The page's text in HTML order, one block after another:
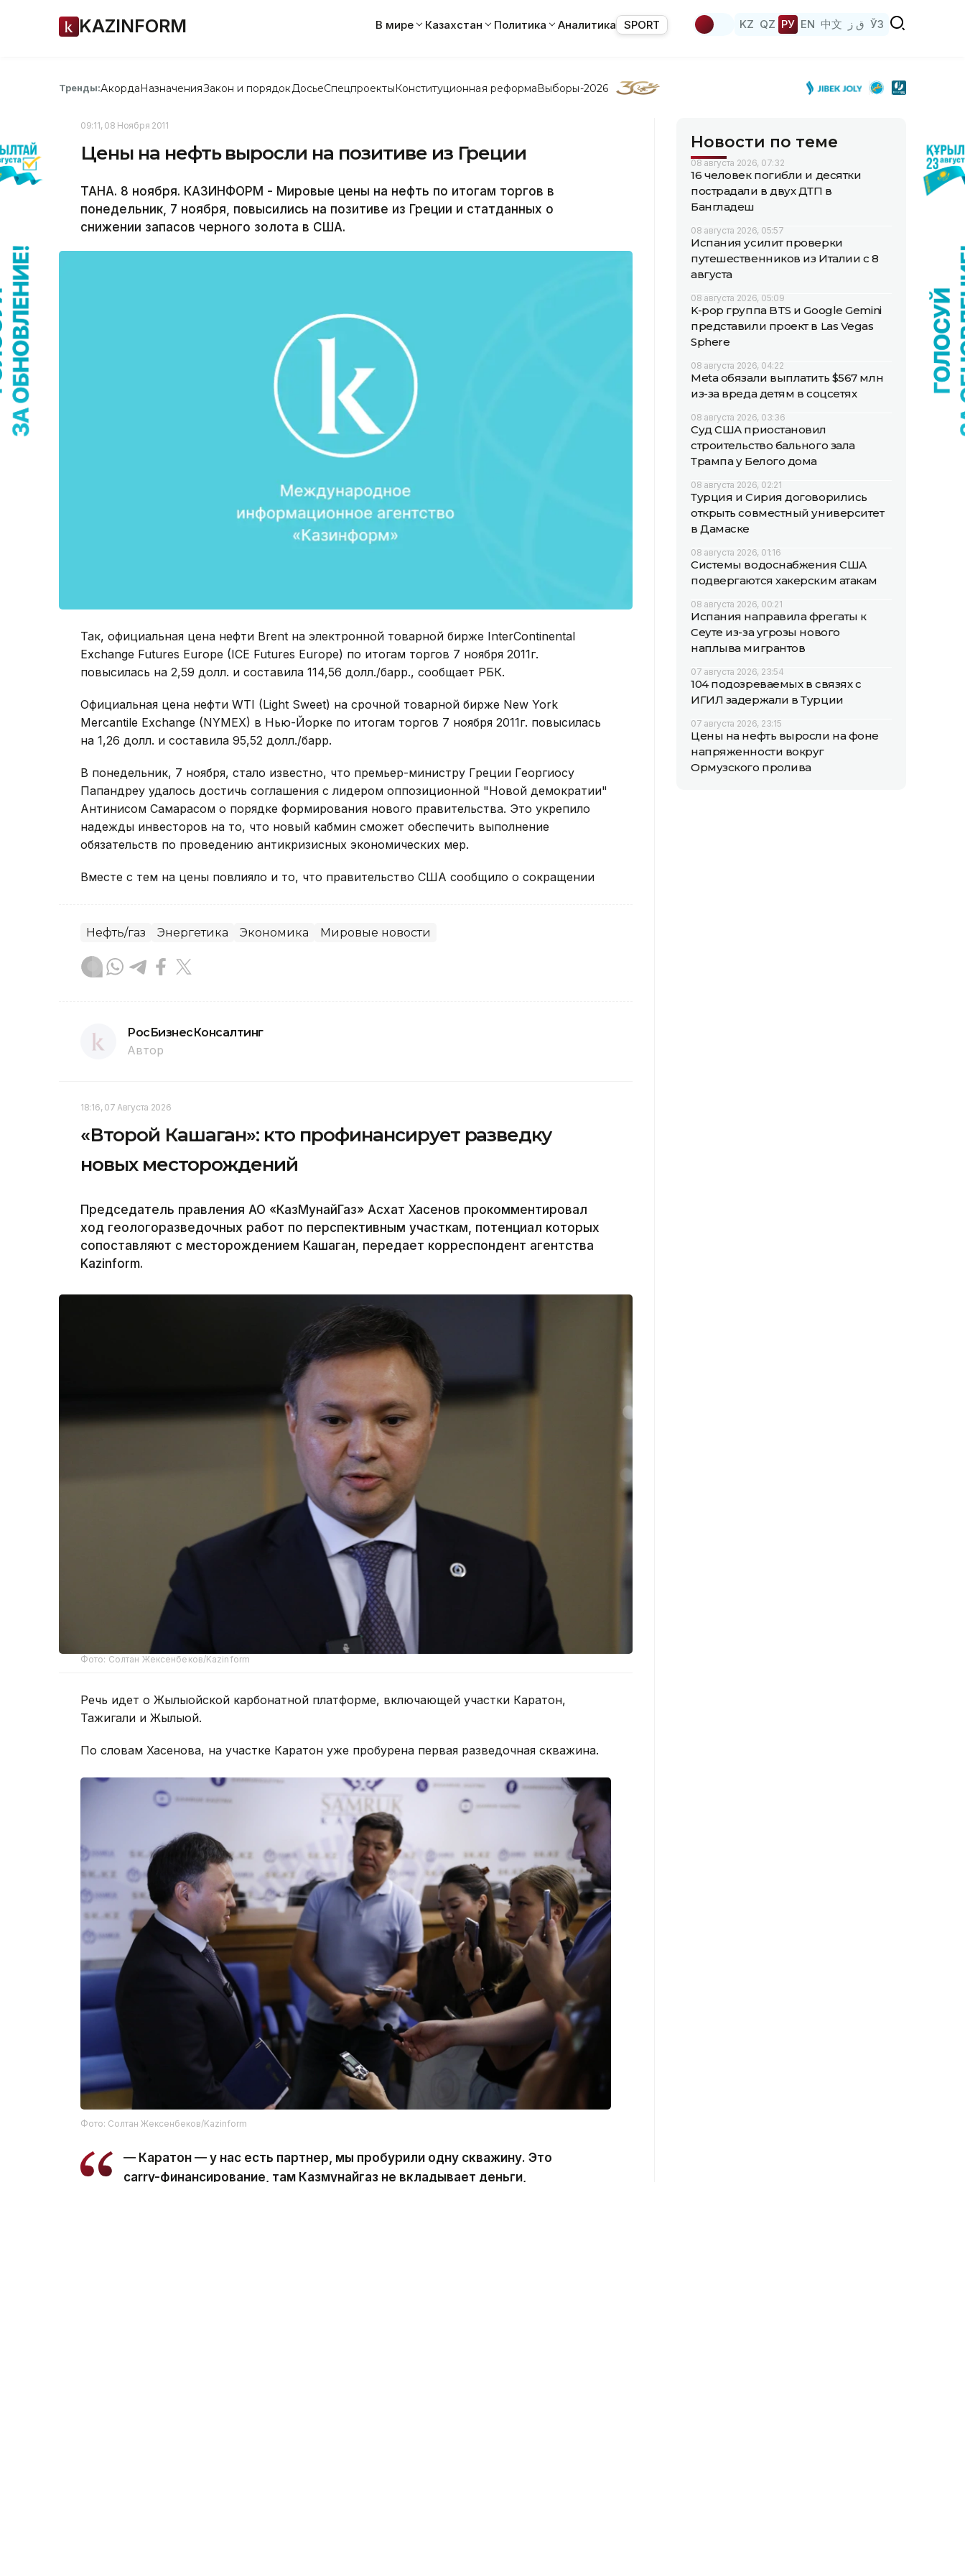
KAZINFORM В мире Казахстан Политика Аналитика SPORT KZ QZ РУ EN 中文 ق ز ЎЗ
Тренды:АкордаНазначенияЗакон и порядок ДосьеСпецпроектыКонституционная реформаВыборы-2026
09:11, 08 Ноября 2011
Цены на нефть выросли на позитиве из Греции
ТАНА. 8 ноября. КАЗИНФОРМ - Мировые цены на нефть по итогам торгов в
понедельник, 7 ноября, повысились на позитиве из Греции и статданных о
снижении запасов черного золота в США.
Так, официальная цена нефти Brent на электронной товарной бирже InterContinental
Exchange Futures Europe (IСE Futures Europe) по итогам торгов 7 ноября 2011г.
повысилась на 2,59 долл. и составила 114,56 долл./барр., сообщает РБК.
Официальная цена нефти WTI (Light Sweet) на срочной товарной бирже New York
Mercantile Exchange (NYMEX) в Нью-Йорке по итогам торгов 7 ноября 2011г. повысилась
на 1,26 долл. и составила 95,52 долл./барр.
В понедельник, 7 ноября, стало известно, что премьер-министру Греции Георгиосу
Папандреу удалось достичь соглашения с лидером оппозиционной "Новой демократии"
Антинисом Самарасом о порядке формирования нового правительства. Это укрепило
надежды инвесторов на то, что новый кабмин сможет обеспечить выполнение
обязательств по проведению антикризисных экономических мер.
Вместе с тем на цены повлияло и то, что правительство США сообщило о сокращении
Нефть/газ Энергетика Экономика Мировые новости
РосБизнесКонсалтинг
Автор
18:16, 07 Августа 2026
«Второй Кашаган»: кто профинансирует разведку
новых месторождений
Председатель правления АО «КазМунайГаз» Асхат Хасенов прокомментировал
ход геологоразведочных работ по перспективным участкам, потенциал которых
сопоставляют с месторождением Кашаган, передает корреспондент агентства
Kazinform.
Фото: Солтан Жексенбеков/Kazinform
Речь идет о Жылыойской карбонатной платформе, включающей участки Каратон,
Тажигали и Жылыой.
По словам Хасенова, на участке Каратон уже пробурена первая разведочная скважина.
Фото: Солтан Жексенбеков/Kazinform
— Каратон — у нас есть партнер, мы пробурили одну скважину. Это
carry-финансирование, там Казмунайгаз не вкладывает деньги,
Новости по теме
08 августа 2026, 07:32
16 человек погибли и десятки
пострадали в двух ДТП в
Бангладеш
08 августа 2026, 05:57
Испания усилит проверки
путешественников из Италии с 8
августа
08 августа 2026, 05:09
K-pop группа BTS и Google Gemini
представили проект в Las Vegas
Sphere
08 августа 2026, 04:22
Meta обязали выплатить $567 млн
из-за вреда детям в соцсетях
08 августа 2026, 03:36
Суд США приостановил
строительство бального зала
Трампа у Белого дома
08 августа 2026, 02:21
Турция и Сирия договорились
открыть совместный университет
в Дамаске
08 августа 2026, 01:16
Системы водоснабжения США
подвергаются хакерским атакам
08 августа 2026, 00:21
Испания направила фрегаты к
Сеуте из-за угрозы нового
наплыва мигрантов
07 августа 2026, 23:54
104 подозреваемых в связях с
ИГИЛ задержали в Турции
07 августа 2026, 23:15
Цены на нефть выросли на фоне
напряженности вокруг
Ормузского пролива